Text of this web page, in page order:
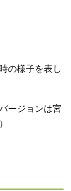
の様子を表し
ージョンは宮